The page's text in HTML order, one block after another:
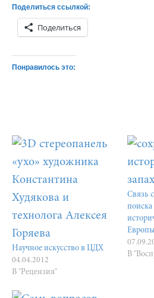
Поделиться ссылкой:
Поделиться
Понравилось это:
Научное искусство в ЦДХ
04.04.2012
В "Рецензия"
Связь
поиска
Европы
В